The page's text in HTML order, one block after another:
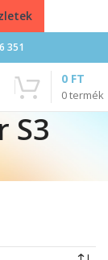
351
0termék
0 FT
S3